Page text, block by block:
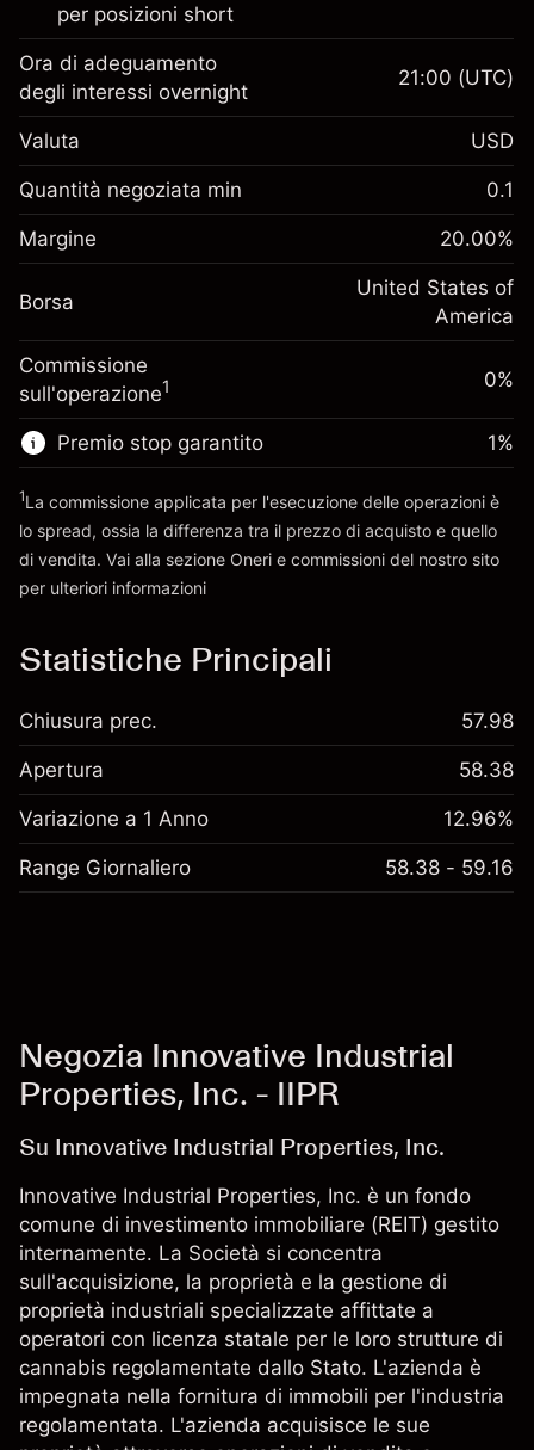
Margine. Il tuo
$1,000.00
Adeguamento
finanziamento overnight
Oneri per l'intero valore della
posizione
%
(-$1.08)
Dimensione dell'operazione a leva
Denaro da leva ~
Vai alla piattaforma
per posizioni short
Margine. Il tuo
investimento
$1,000.00
Oneri per l'intero valore della
posizione
-0.000654
%
Dimensione dell'operazione a leva
~$5,000.00
Denaro da leva ~
Vai alla piattaforma
Ora di adeguamento
degli interessi overnight
21:00 (UTC)
Valuta USD
Quantità negoziata min 0.1
Margine 20.00%
Borsa
United States of
America
Commissione
sull'operazione1 0%
Premio stop garantito 1%
1La commissione applicata per l'esecuzione delle operazioni è
lo spread, ossia la differenza tra il prezzo di acquisto e quello
di vendita. Vai alla sezione Oneri e commissioni del nostro sito
per ulteriori informazioni
Statistiche Principali
Chiusura prec. 57.98
Apertura 58.38
Variazione a 1 Anno 12.96%
Range Giornaliero 58.38 - 59.16
Negozia Innovative Industrial
Properties, Inc. - IIPR
Su Innovative Industrial Properties, Inc.
Innovative Industrial Properties, Inc. è un fondo
comune di investimento immobiliare (REIT) gestito
internamente. La Società si concentra
sull'acquisizione, la proprietà e la gestione di
proprietà industriali specializzate affittate a
operatori con licenza statale per le loro strutture di
cannabis regolamentate dallo Stato. L'azienda è
impegnata nella fornitura di immobili per l'industria
regolamentata. L'azienda acquisisce le sue